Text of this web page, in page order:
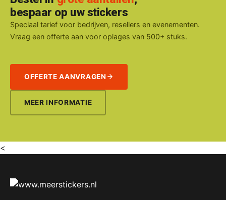
bespaar op uw stickers
Speciaal tarief voor bedrijven, resellers en evenementen.
Vraag een offerte aan voor oplages van 500+ stuks.
OFFERTE AANVRAGEN
MEER INFORMATIE
<